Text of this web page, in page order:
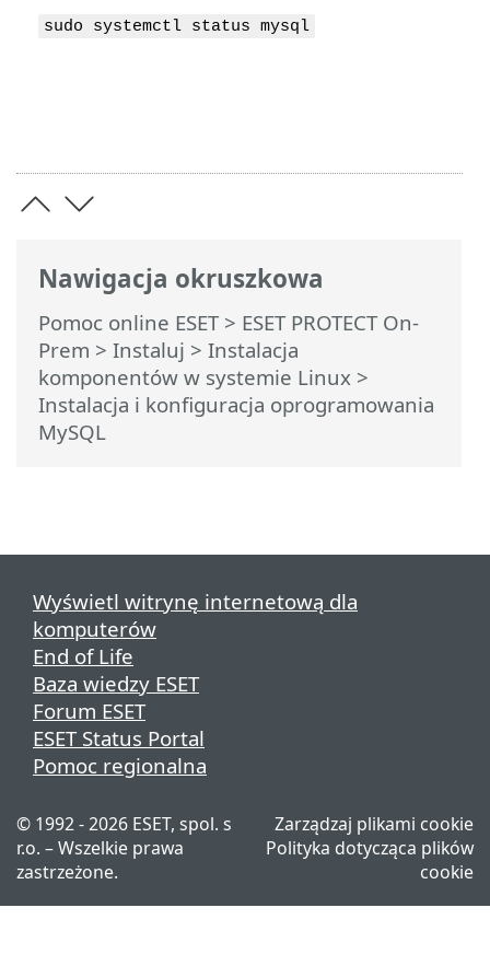
Nawigacja okruszkowa
Pomoc online ESET> ESET PROTECT On-
Prem > Instaluj > Instalacja
komponentów w systemie Linux >
Instalacja i konfiguracja oprogramowania
MySQL
sudo systemctl status mysql
Wyświetl witrynę internetową dla
komputerów
End of Life
Baza wiedzy ESET
Forum ESET
ESET Status Portal
Pomoc regionalna
© 1992 - 2026 ESET, spol. s
r.o. – Wszelkie prawa
zastrzeżone.
Zarządzaj plikami cookie
Polityka dotycząca plików
cookie